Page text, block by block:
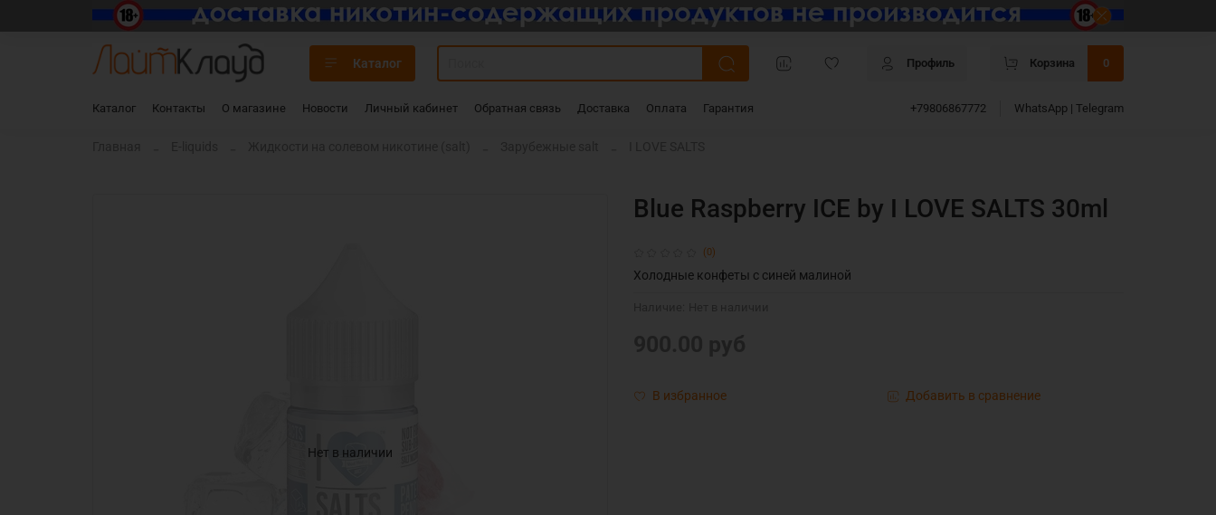
Каталог Профиль Корзина 0
Каталог Контакты О магазине Новости Личный кабинет Обратная связь Доставка Оплата Гарантия +79806867772 WhatsApp | Telegram
Нет в наличии
(0)
Blue Raspberry ICE by I LOVE SALTS 30ml
В избранное Добавить в сравнение
Холодные конфеты с синей малиной